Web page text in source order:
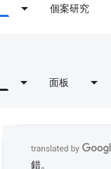
個案研究
面板
錯。